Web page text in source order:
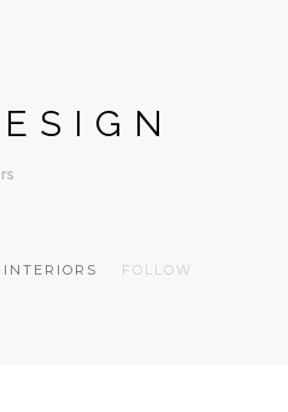
INTERIORS FOLLOW